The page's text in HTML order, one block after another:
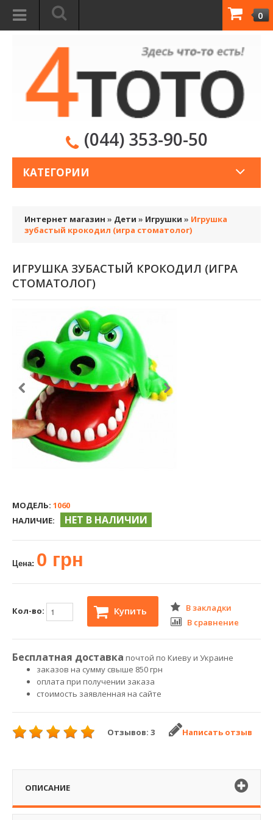
0
(044) 353-90-50
КАТЕГОРИИ
Интернет магазин » Дети » Игрушки » Игрушка
зубастый крокодил (игра стоматолог)
ИГРУШКА ЗУБАСТЫЙ КРОКОДИЛ (ИГРА
СТОМАТОЛОГ)
МОДЕЛЬ: 1060
НАЛИЧИЕ:
НЕТ В НАЛИЧИИ
Цена: 0 грн
Кол-во: Купить
В закладки
В сравнение
Бесплатная доставка почтой по Киеву и Украине
заказов на сумму свыше 850 грн
оплата при получении заказа
стоимость заявленная на сайте
Отзывов: 3 Написать отзыв
ОПИСАНИЕ